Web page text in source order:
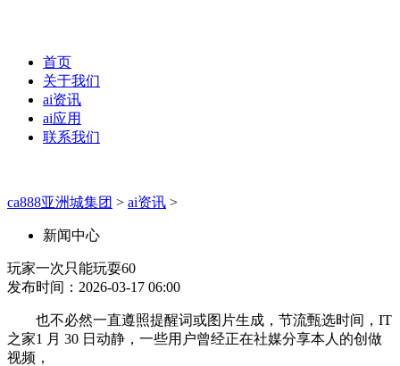
首页
关于我们
ai资讯
ai应用
联系我们
ca888亚洲城集团 > ai资讯 >
新闻中心
玩家一次只能玩耍60
发布时间：2026-03-17 06:00
也不必然一直遵照提醒词或图片生成，节流甄选时间，IT
之家1 月 30 日动静，一些用户曾经正在社媒分享本人的创做
视频，